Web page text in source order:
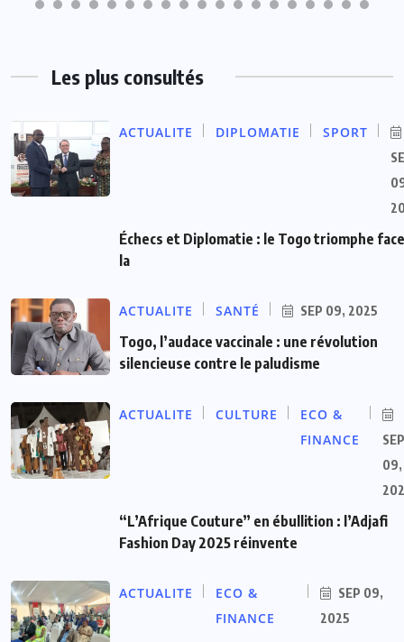
Les plus consultés
ACTUALITE DIPLOMATIE SPORT
Échecs et Diplomatie : le Togo triomphe
la
ACTUALITE SANTÉ SEP 09, 2025
Togo, l’audace vaccinale : une révolution
silencieuse contre le paludisme
ACTUALITE CULTURE
ECO &
FINANCE
SEP
09,
“L’Afrique Couture” en ébullition : l’Adjafi
Fashion Day 2025 réinvente
ACTUALITE
ECO &
FINANCE
SEP 09,
2025